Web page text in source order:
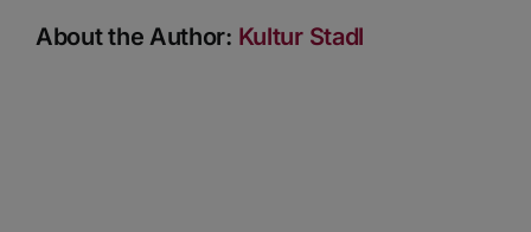
About the Author: Kultur Stadl